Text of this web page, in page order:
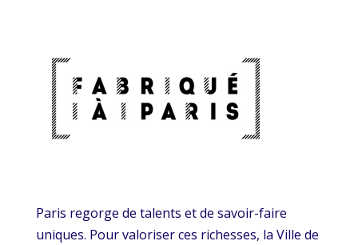
Paris regorge de talents et de savoir-faire
uniques. Pour valoriser ces richesses, la Ville de